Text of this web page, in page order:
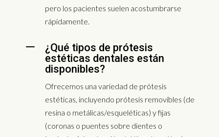
pero los pacientes suelen acostumbrarse
rápidamente.
K
¿Qué tipos de prótesis
estéticas dentales están
disponibles?
Ofrecemos una variedad de prótesis
estéticas, incluyendo prótesis removibles (de
resina o metálicas/esqueléticas) y fijas
(coronas o puentes sobre dientes o